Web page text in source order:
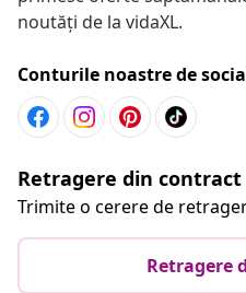
noutăți de la vidaXL.
Conturile noastre de
Retragere din contract
Trimite o cerere de
Retragere